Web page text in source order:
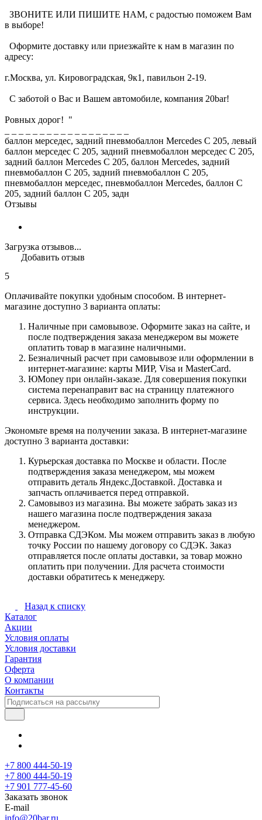
ЗВОНИТЕ ИЛИ ПИШИТЕ НАМ, с радостью поможем Вам
в выборе!
Оформите доставку или приезжайте к нам в магазин по
адресу:
г.Москва, ул. Кировоградская, 9к1, павильон 2-19.
С заботой о Вас и Вашем автомобиле, компания 20bar!
Ровных дорог! "
баллон мерседес, задний пневмобаллон Mercedes C 205, левый
баллон мерседес C 205, задний пневмобаллон мерседес C 205,
задний баллон Mercedes C 205, баллон Mercedes, задний
пневмобаллон C 205, задний пневмобаллон C 205,
пневмобаллон мерседес, пневмобаллон Mercedes, баллон C
205, задний баллон C 205, задн
Отзывы
Загрузка отзывов...
5
Добавить отзыв
Оплачивайте покупки удобным способом. В интернет-
магазине доступно 3 варианта оплаты:
Наличные при самовывозе. Оформите заказ на сайте, и
после подтверждения заказа менеджером вы можете
оплатить товар в магазине наличными.
Безналичный расчет при самовывозе или оформлении в
интернет-магазине: карты МИР, Visa и MasterCard.
ЮMoney при онлайн-заказе. Для совершения покупки
система перенаправит вас на страницу платежного
сервиса. Здесь необходимо заполнить форму по
инструкции.
Экономьте время на получении заказа. В интернет-магазине
доступно 3 варианта доставки:
Курьерская доставка по Москве и области. После
подтверждения заказа менеджером, мы можем
отправить деталь Яндекс.Доставкой. Доставка и
запчасть оплачивается перед отправкой.
Самовывоз из магазина. Вы можете забрать заказ из
нашего магазина после подтверждения заказа
менеджером.
Отправка СДЭКом. Мы можем отправить заказ в любую
точку России по нашему договору со СДЭК. Заказ
отправляется после оплаты доставки, за товар можно
оплатить при получении. Для расчета стоимости
доставки обратитесь к менеджеру.
Назад к списку
Каталог
Акции
Условия оплаты
Условия доставки
Гарантия
Оферта
О компании
Контакты
+7 800 444-50-19
+7 800 444-50-19
+7 901 777-45-60
Заказать звонок
E-mail
info@20bar.ru